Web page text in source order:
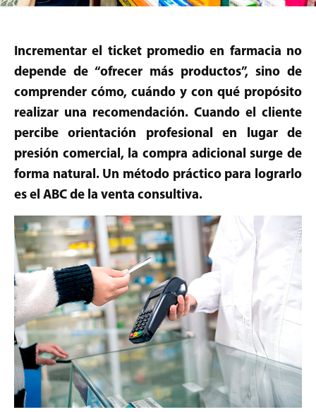
Incrementar el ticket promedio en farmacia no
depende de “ofrecer más productos”, sino de
comprender cómo, cuándo y con qué propósito
realizar una recomendación. Cuando el cliente
percibe orientación profesional en lugar de
presión comercial, la compra adicional surge de
forma natural. Un método práctico para lograrlo
es el ABC de la venta consultiva.